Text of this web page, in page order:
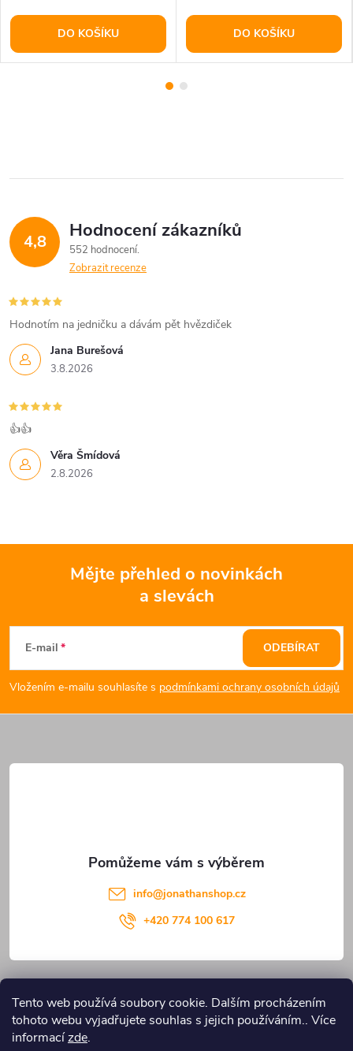
Tento web používá soubory cookie. Dalším procházením
tohoto webu vyjadřujete souhlas s jejich používáním.. Více
informacízde.
DO KOŠÍKU DO KOŠÍKU
4,8 Hodnocení zákazníků
552 hodnocení
Zobrazit recenze
Jana Burešová
3.8.2026
Hodnotím na jedničku a dávám pět hvězdiček
Věra Šmídová
2.8.2026
👍👍
p
a
t
Mějte přehled o novinkách
a slevách
E-mail
Vložením e-mailu souhlasíte s podmínkami ochrany osobních údajů
ODEBÍRAT
info@jonathanshop.cz
+420 774 100 617
Blog JONATHANshop.cz